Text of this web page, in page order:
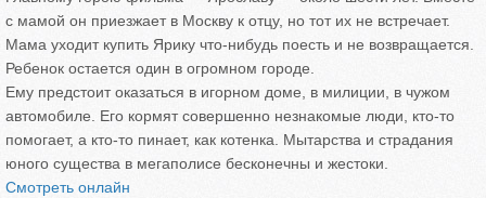
с мамой он приезжает в Москву к отцу, но тот их не встречает.
Мама уходит купить Ярику что-нибудь поесть и не возвращается.
Ребенок остается один в огромном городе.
Ему предстоит оказаться в игорном доме, в милиции, в чужом
автомобиле. Его кормят совершенно незнакомые люди, кто-то
помогает, а кто-то пинает, как котенка. Мытарства и страдания
юного существа в мегаполисе бесконечны и жестоки.
Смотреть онлайн